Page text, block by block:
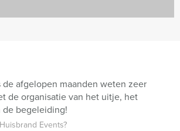
afgelopen maanden weten zeer
de organisatie van het uitje, het
begeleiding!
Events?